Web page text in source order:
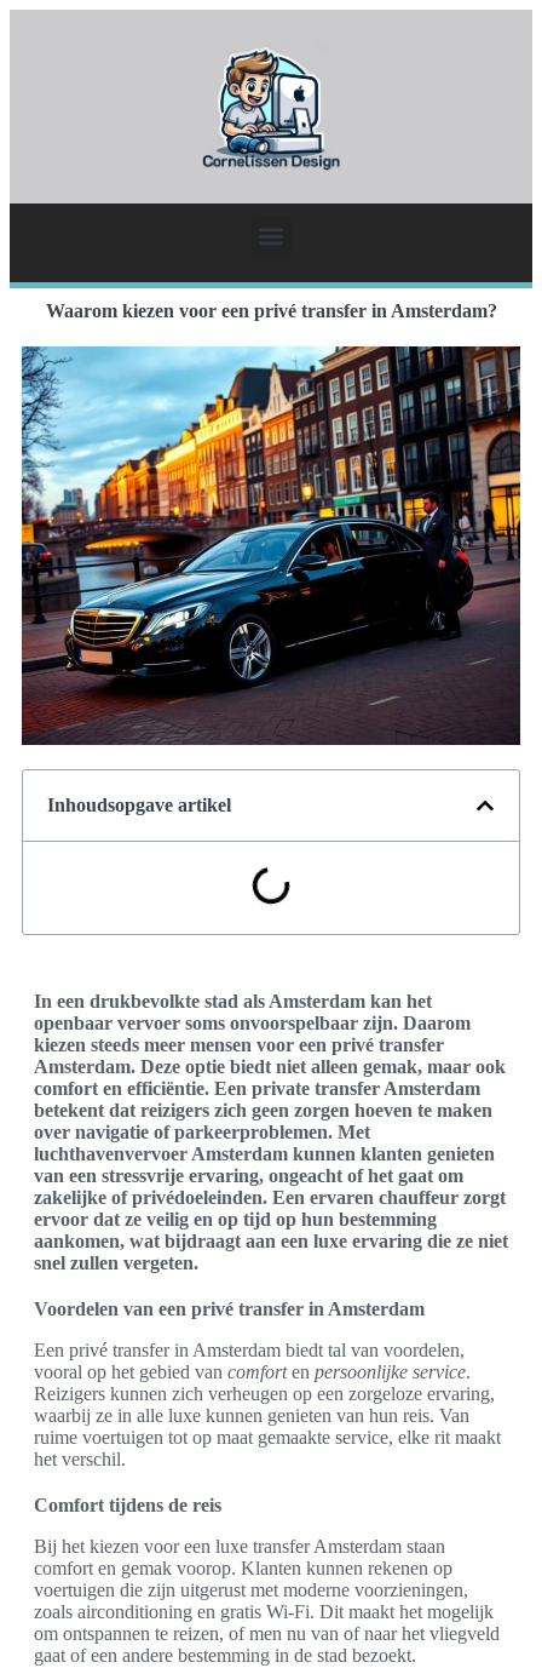
Waarom kiezen voor een privé transfer in Amsterdam?
Inhoudsopgave artikel
In een drukbevolkte stad als Amsterdam kan het
openbaar vervoer soms onvoorspelbaar zijn. Daarom
kiezen steeds meer mensen voor een privé transfer
Amsterdam. Deze optie biedt niet alleen gemak, maar ook
comfort en efficiëntie. Een private transfer Amsterdam
betekent dat reizigers zich geen zorgen hoeven te maken
over navigatie of parkeerproblemen. Met
luchthavenvervoer Amsterdam kunnen klanten genieten
van een stressvrije ervaring, ongeacht of het gaat om
zakelijke of privédoeleinden. Een ervaren chauffeur zorgt
ervoor dat ze veilig en op tijd op hun bestemming
aankomen, wat bijdraagt aan een luxe ervaring die ze niet
snel zullen vergeten.
Voordelen van een privé transfer in Amsterdam
Een privé transfer in Amsterdam biedt tal van voordelen,
vooral op het gebied van comforten persoonlijke service.
Reizigers kunnen zich verheugen op een zorgeloze ervaring,
waarbij ze in alle luxe kunnen genieten van hun reis. Van
ruime voertuigen tot op maat gemaakte service, elke rit maakt
het verschil.
Comfort tijdens de reis
Bij het kiezen voor een luxe transfer Amsterdam staan
comfort en gemak voorop. Klanten kunnen rekenen op
voertuigen die zijn uitgerust met moderne voorzieningen,
zoals airconditioning en gratis Wi-Fi. Dit maakt het mogelijk
om ontspannen te reizen, of men nu van of naar het vliegveld
gaat of een andere bestemming in de stad bezoekt.